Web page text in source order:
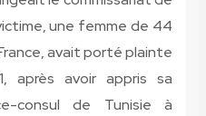
une femme de 44
avait porté plainte
après avoir appris sa
consul de Tunisie à